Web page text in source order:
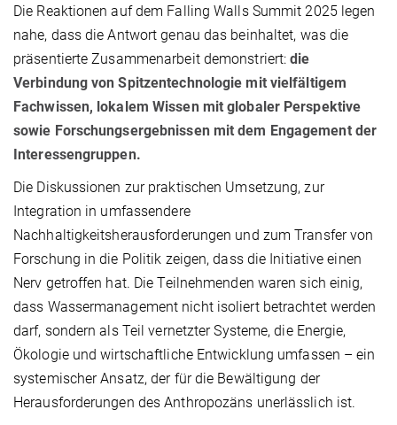
Die Reaktionen auf dem Falling Walls Summit 2025 legen
nahe, dass die Antwort genau das beinhaltet, was die
präsentierte Zusammenarbeit demonstriert:die
Verbindung von Spitzentechnologie mit vielfältigem
Fachwissen, lokalem Wissen mit globaler Perspektive
sowie Forschungsergebnissen mit dem Engagement der
Interessengruppen.
Die Diskussionen zur praktischen Umsetzung, zur
Integration in umfassendere
Nachhaltigkeitsherausforderungen und zum Transfer von
Forschung in die Politik zeigen, dass die Initiative einen
Nerv getroffen hat. Die Teilnehmenden waren sich einig,
dass Wassermanagement nicht isoliert betrachtet werden
darf, sondern als Teil vernetzter Systeme, die Energie,
Ökologie und wirtschaftliche Entwicklung umfassen – ein
systemischer Ansatz, der für die Bewältigung der
Herausforderungen des Anthropozäns unerlässlich ist.